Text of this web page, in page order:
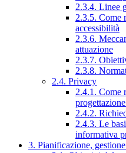
2.3.4. Linee
2.3.5. Come
accessibilità
2.3.6.
attuazione
2.3.7.
2.3.8.
2.4. Privacy
2.4.1. Come
2.4.2.
2.4.3. Le
informativa
3. Pianificazione,